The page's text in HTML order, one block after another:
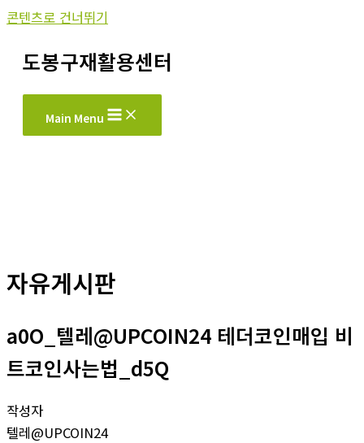
콘텐츠로 건너뛰기
도봉구재활용센터
Main Menu
자유게시판
a0O_텔레@UPCOIN24 테더코인매입 비
트코인사는법_d5Q
작성자
텔레@UPCOIN24